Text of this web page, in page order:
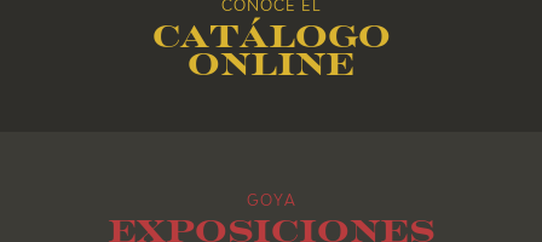
CONOCE EL
Catálogo
online
GOYA
Exposiciones